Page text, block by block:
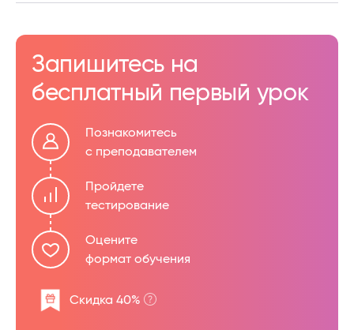
Запишитесь на
бесплатный первый урок
Познакомитесь
с преподавателем
Пройдете
тестирование
Оцените
формат обучения
Скидка 40%